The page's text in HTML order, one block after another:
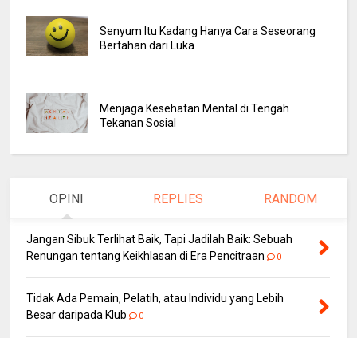
Senyum Itu Kadang Hanya Cara Seseorang
Bertahan dari Luka
Menjaga Kesehatan Mental di Tengah
Tekanan Sosial
OPINI REPLIES RANDOM
Jangan Sibuk Terlihat Baik, Tapi Jadilah Baik: Sebuah
Renungan tentang Keikhlasan di Era Pencitraan
0
Tidak Ada Pemain, Pelatih, atau Individu yang Lebih
Besar daripada Klub
0